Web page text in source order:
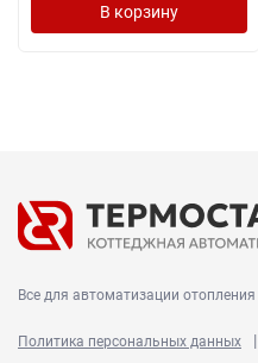
В корзину
Все для автоматизации отопления
Политика персональных данных |